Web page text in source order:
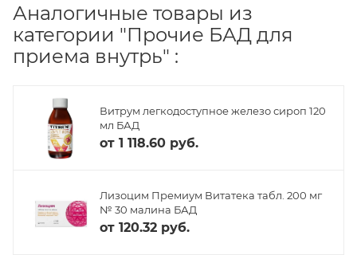
Аналогичные товары из
категории "Прочие БАД для
приема внутрь" :
Витрум легкодоступное железо сироп 120
мл БАД
от 1 118.60 руб.
Лизоцим Премиум Витатека табл. 200 мг
№ 30 малина БАД
от 120.32 руб.